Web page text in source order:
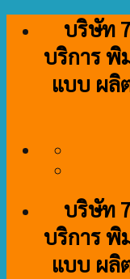
content
บริษัท
บริการ พิ
แบบ ผลิ
บริษัท
บริการ พิ
แบบ ผลิ